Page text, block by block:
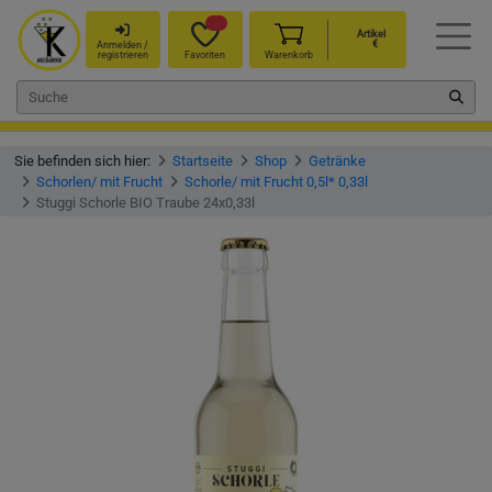
Anmelden /
registrieren
Favoriten Warenkorb
Artikel
€
Sie befinden sich hier: Startseite Shop
Getränke
Schorlen/ mit Frucht
Schorle/ mit Frucht 0,5l* 0,33l
Stuggi Schorle BIO Traube 24x0,33l